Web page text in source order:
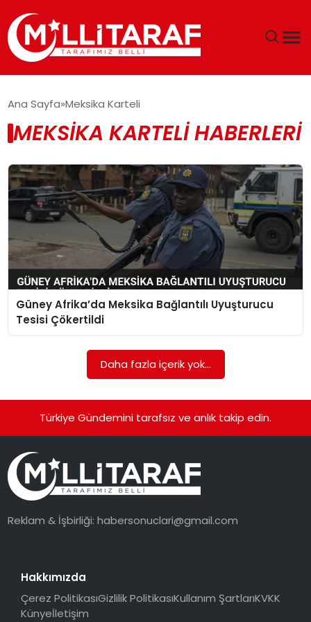
ÖZEL SAYFALAR
TEKNOLOJI
EKONOMI
SPOR
SIYASET
MAGAZIN
Ana Sayfa Meksika Karteli
MEKSIKA KARTELI HABERLERI
Güney Afrika’da Meksika Bağlantılı Uyuşturucu
Tesisi Çökertildi
Daha fazla içerik yok...
Türkiye Gündemini tarafsız ve anlık takip edin.
Reklam & İşbirliği:habersonuclari@gmail.com
Hakkımızda
Çerez PolitikasıGizlilik PolitikasıKullanım ŞartlarıKVKK
Künyeİletişim